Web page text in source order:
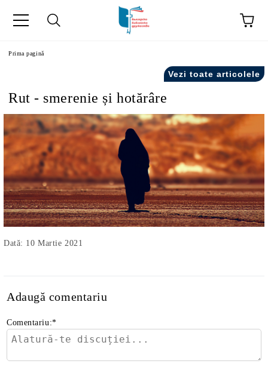
Prima pagină
Vezi toate articolele
Rut - smerenie și hotărâre
Dată: 10 Martie 2021
Adaugă comentariu
Comentariu:*